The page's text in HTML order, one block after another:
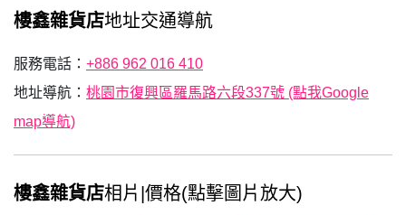
樓鑫雜貨店地址交通導航
服務電話： +886 962 016 410
地址導航： 桃園市復興區羅馬路六段337號 (點我Google
map導航)
樓鑫雜貨店相片|價格(點擊圖片放大)